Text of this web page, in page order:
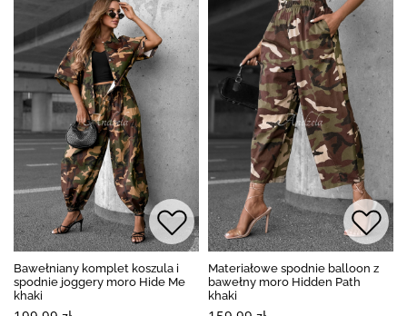
Bawełniany komplet koszula i
spodnie joggery moro Hide Me
khaki
Materiałowe spodnie balloon z
bawełny moro Hidden Path
khaki